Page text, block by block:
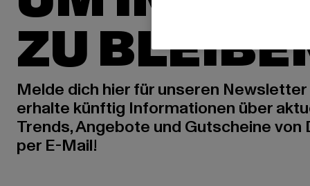
ZU
Melde dich hier für unseren Newsletter
erhalte künftig Informationen über
Trends, Angebote und Gutscheine von
per E-Mail!